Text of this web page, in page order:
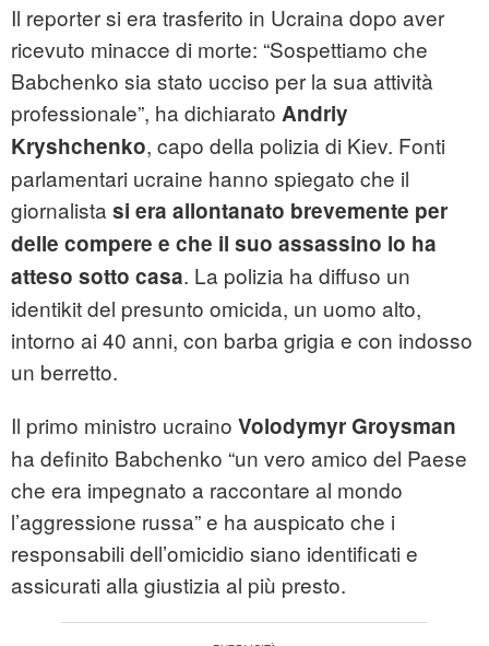
Il reporter si era trasferito in Ucraina dopo aver
ricevuto minacce di morte: “Sospettiamo che
Babchenko sia stato ucciso per la sua attività
professionale”, ha dichiarato Andriy
Kryshchenko, capo della polizia di Kiev. Fonti
parlamentari ucraine hanno spiegato che il
giornalista si era allontanato brevemente per
delle compere e che il suo assassino lo ha
atteso sotto casa. La polizia ha diffuso un
identikit del presunto omicida, un uomo alto,
intorno ai 40 anni, con barba grigia e con indosso
un berretto.
Il primo ministro ucraino Volodymyr Groysman
ha definito Babchenko “un vero amico del Paese
che era impegnato a raccontare al mondo
l’aggressione russa” e ha auspicato che i
responsabili dell’omicidio siano identificati e
assicurati alla giustizia al più presto.